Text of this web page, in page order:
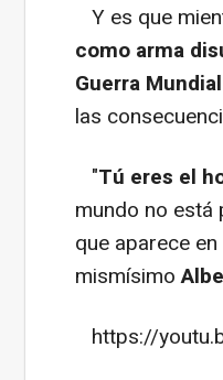
Y es que
como arma
Guerra Mundial
las
"Tú eres el
mundo no está
que aparece
mismísimo
https://